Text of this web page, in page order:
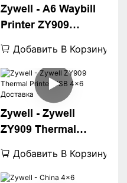
Zywell - A6 Waybill
Printer ZY909
без чернил
тепловой принтер
Bluetooth Way Bill
Добавить В Корзину
Zywell - Zywell
ZY909 Thermal
Доставка
Добавить В Корзину